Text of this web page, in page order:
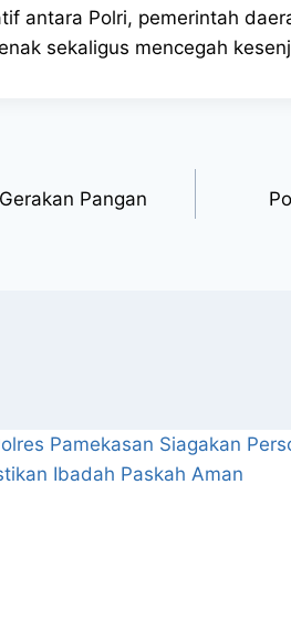
antara Polri, pemerintah
sekaligus mencegah
Pangan